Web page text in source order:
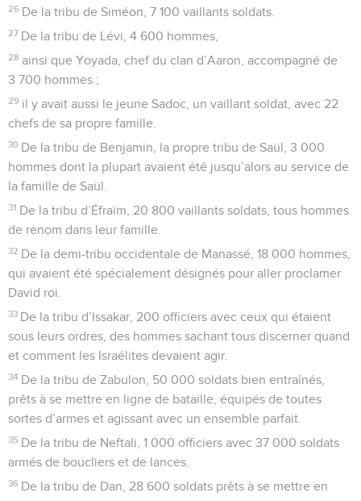
26 De la tribu de Siméon, 7 100 vaillants soldats.
27 De la tribu de Lévi, 4 600 hommes,
28 ainsi que Yoyada, chef du clan d’Aaron, accompagné de
3 700 hommes ;
29 il y avait aussi le jeune Sadoc, un vaillant soldat, avec 22
chefs de sa propre famille.
30 De la tribu de Benjamin, la propre tribu de Saül, 3 000
hommes dont la plupart avaient été jusqu’alors au service de
la famille de Saül.
31 De la tribu d’Éfraïm, 20 800 vaillants soldats, tous hommes
de renom dans leur famille.
32 De la demi-tribu occidentale de Manassé, 18 000 hommes,
qui avaient été spécialement désignés pour aller proclamer
David roi.
33 De la tribu d’Issakar, 200 officiers avec ceux qui étaient
sous leurs ordres, des hommes sachant tous discerner quand
et comment les Israélites devaient agir.
34 De la tribu de Zabulon, 50 000 soldats bien entraînés,
prêts à se mettre en ligne de bataille, équipés de toutes
sortes d’armes et agissant avec un ensemble parfait.
35 De la tribu de Neftali, 1 000 officiers avec 37 000 soldats
armés de boucliers et de lances.
36 De la tribu de Dan, 28 600 soldats prêts à se mettre en